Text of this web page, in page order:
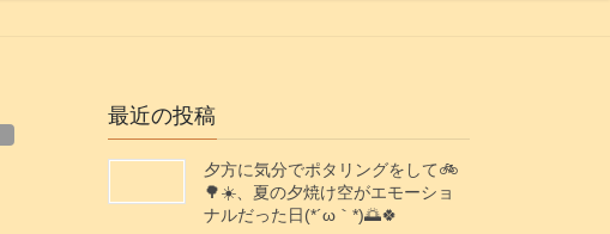
最近の投稿
夕方に気分でポタリングをして🚲️
🌳☀️、夏の夕焼け空がエモーショ
ナルだった日(⁠*⁠´⁠ω⁠｀⁠*⁠)🌅🍀